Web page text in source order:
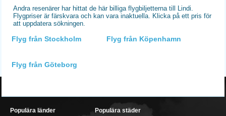
Andra resenärer har hittat de här billiga flygbiljetterna till Lindi.
Flygpriser är färskvara och kan vara inaktuella. Klicka på ett pris för
att uppdatera sökningen.
Flyg från Stockholm Flyg från Köpenhamn
Flyg från Göteborg
Populära länder
Populära städer